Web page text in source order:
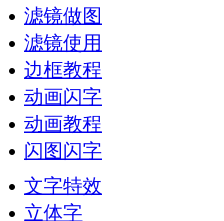
滤镜做图
滤镜使用
边框教程
动画闪字
动画教程
闪图闪字
文字特效
立体字